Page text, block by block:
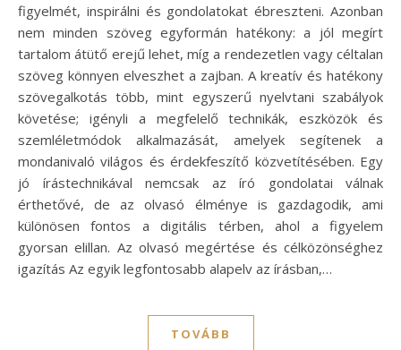
figyelmét, inspirálni és gondolatokat ébreszteni. Azonban
nem minden szöveg egyformán hatékony: a jól megírt
tartalom átütő erejű lehet, míg a rendezetlen vagy céltalan
szöveg könnyen elveszhet a zajban. A kreatív és hatékony
szövegalkotás több, mint egyszerű nyelvtani szabályok
követése; igényli a megfelelő technikák, eszközök és
szemléletmódok alkalmazását, amelyek segítenek a
mondanivaló világos és érdekfeszítő közvetítésében. Egy
jó írástechnikával nemcsak az író gondolatai válnak
érthetővé, de az olvasó élménye is gazdagodik, ami
különösen fontos a digitális térben, ahol a figyelem
gyorsan elillan. Az olvasó megértése és célközönséghez
igazítás Az egyik legfontosabb alapelv az írásban,…
TOVÁBB